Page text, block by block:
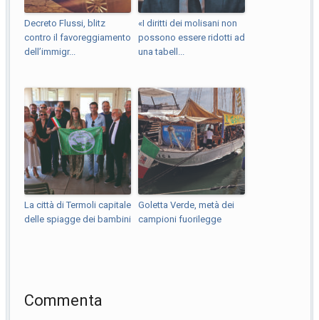
Decreto Flussi, blitz
contro il favoreggiamento
dell’immigr...
«I diritti dei molisani non
possono essere ridotti ad
una tabell...
La città di Termoli capitale
delle spiagge dei bambini
Goletta Verde, metà dei
campioni fuorilegge
Commenta